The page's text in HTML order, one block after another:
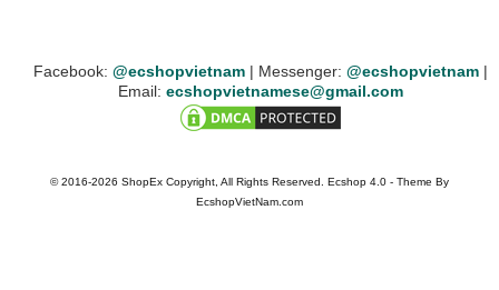
Facebook: @ecshopvietnam | Messenger: @ecshopvietnam |
Email: ecshopvietnamese
© 2016-2026 ShopEx Copyright, All Rights Reserved. Ecshop 4.0 - Theme By
EcshopVietNam.com